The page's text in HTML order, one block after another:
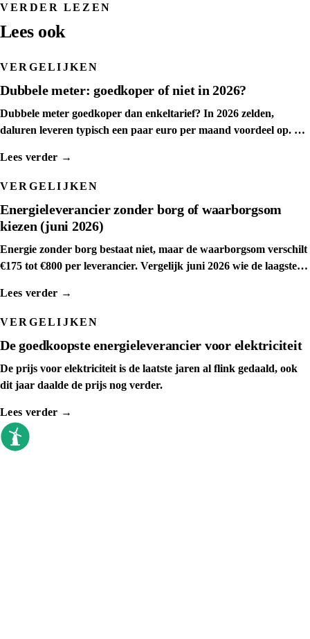
VERDER LEZEN
Lees ook
VERGELIJKEN
Dubbele meter: goedkoper of niet in 2026?
Dubbele meter goedkoper dan enkeltarief? In 2026 zelden,
daluren leveren typisch een paar euro per maand voordeel op. We
Lees verder →
VERGELIJKEN
Energieleverancier zonder borg of waarborgsom
kiezen (juni 2026)
Energie zonder borg bestaat niet, maar de waarborgsom verschilt
€175 tot €800 per leverancier. Vergelijk juni 2026 wie de laagste
Lees verder →
VERGELIJKEN
De goedkoopste energieleverancier voor elektriciteit
De prijs voor elektriciteit is de laatste jaren al flink gedaald, ook
dit jaar daalde de prijs nog verder.
Lees verder →